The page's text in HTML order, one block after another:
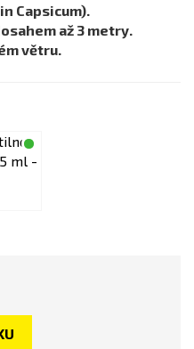
Capsicum).
až 3 metry.
větru.